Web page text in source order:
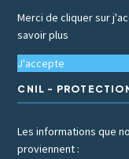
Merci de cliquer sur
savoir plus
J'accepte
CNIL -
Les informations que
proviennent :